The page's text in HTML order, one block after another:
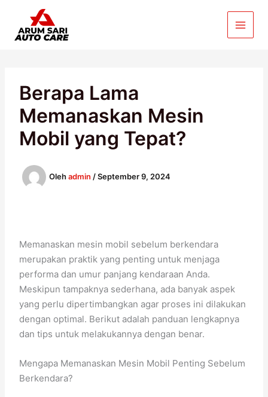
konten
Berapa Lama
Memanaskan Mesin
Mobil yang Tepat?
Olehadmin /September 9, 2024
Memanaskan mesin mobil sebelum berkendara
merupakan praktik yang penting untuk menjaga
performa dan umur panjang kendaraan Anda.
Meskipun tampaknya sederhana, ada banyak aspek
yang perlu dipertimbangkan agar proses ini dilakukan
dengan optimal. Berikut adalah panduan lengkapnya
dan tips untuk melakukannya dengan benar.
Mengapa Memanaskan Mesin Mobil Penting Sebelum
Berkendara?